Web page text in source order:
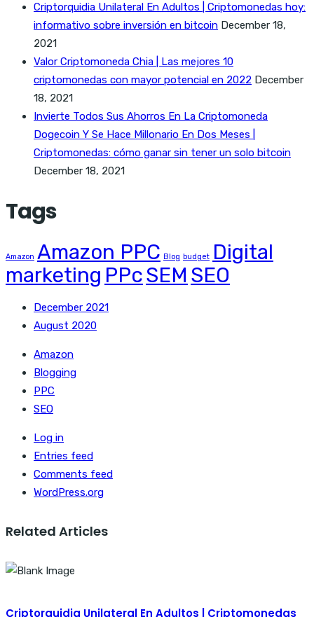
Criptorquidia Unilateral En Adultos | Criptomonedas hoy:
informativo sobre inversión en bitcoin December 18,
2021
Valor Criptomoneda Chia | Las mejores 10
criptomonedas con mayor potencial en 2022 December
18, 2021
Invierte Todos Sus Ahorros En La Criptomoneda
Dogecoin Y Se Hace Millonario En Dos Meses |
Criptomonedas: cómo ganar sin tener un solo bitcoin
December 18, 2021
Tags
Amazon Amazon PPC Blog budget Digital
marketing PPcSEM SEO
December 2021
August 2020
Amazon
Blogging
PPC
SEO
Log in
Entries feed
Comments feed
WordPress.org
Related Articles
Criptorquidia Unilateral En Adultos | Criptomonedas